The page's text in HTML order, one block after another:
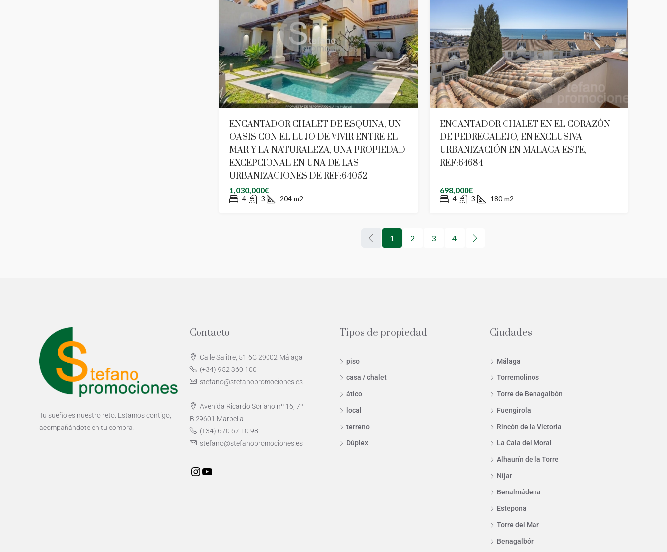
ENCANTADOR CHALET DE ESQUINA, UN
OASIS CON EL LUJO DE VIVIR ENTRE EL
MAR Y LA NATURALEZA, UNA PROPIEDAD
EXCEPCIONAL EN UNA DE LAS
URBANIZACIONES DE REF:64052
1,030,000€
4 3 204 m2
ENCANTADOR CHALET EN EL CORAZÓN
DE PEDREGALEJO, EN EXCLUSIVA
URBANIZACIÓN EN MALAGA ESTE,
REF:64684
698,000€
4 3 180 m2
1 2 3 4
Tu sueño es nuestro reto. Estamos contigo,
acompañándote en tu compra.
Contacto
Calle Salitre, 51 6C 29002 Málaga
(+34) 952 360 100
stefano@stefanopromociones.es
Avenida Ricardo Soriano nº 16, 7º
B 29601 Marbella
(+34) 670 67 10 98
stefano@stefanopromociones.es
Tipos de propiedad
piso
casa / chalet
ático
local
terreno
Dúplex
Ciudades
Málaga
Torremolinos
Torre de Benagalbón
Fuengirola
Rincón de la Victoria
La Cala del Moral
Alhaurín de la Torre
Níjar
Benalmádena
Estepona
Torre del Mar
Benagalbón